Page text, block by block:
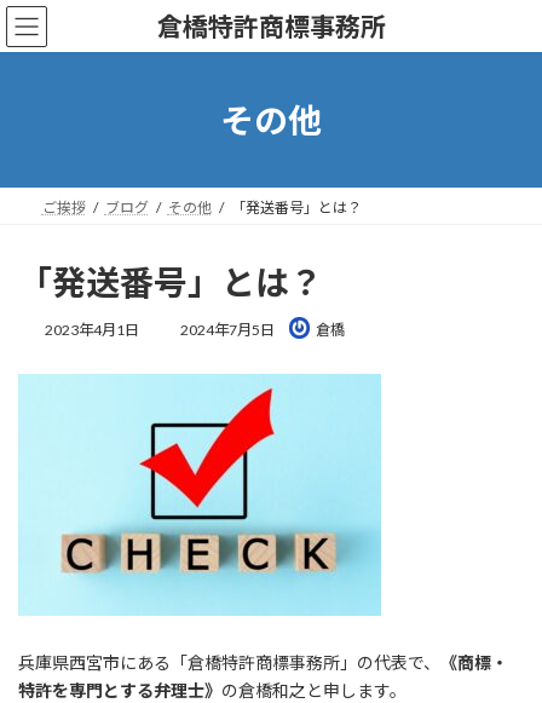
コ
ン
ナ
ビ
倉橋特許商標事務所
その他
ご挨拶 ブログ その他 「発送番号」とは？
「発送番号」とは？
2023年4月1日
最
時
:
2024年7月5日 倉橋
兵庫県西宮市にある「倉橋特許商標事務所」の代表で、
《商標・
特許を専門とする弁理士》 の倉橋和之と申します。